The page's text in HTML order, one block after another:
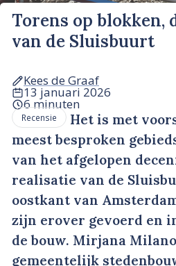
Torens op blokken,
van de Sluisbuurt
Kees de Graaf
13 januari 2026
6 minuten
Recensie
Het is met
meest besproken
van het afgelopen
realisatie van de
oostkant van
zijn erover gevoerd en
de bouw. Mirjana
gemeentelijk